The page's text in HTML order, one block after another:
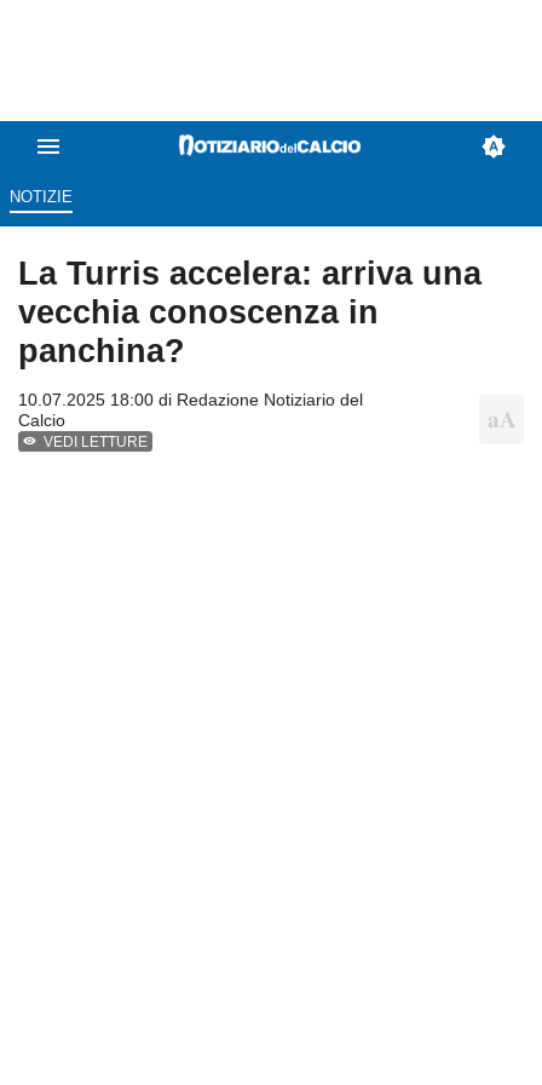
NOTIZIE
La Turris accelera: arriva una
vecchia conoscenza in
panchina?
10.07.2025 18:00 di Redazione Notiziario del
Calcio
VEDI LETTURE